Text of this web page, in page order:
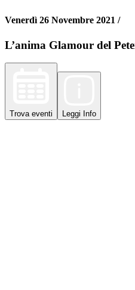
Venerdì 26 Novembre 2021 /
L’anima Glamour del
Trova eventi Leggi Info